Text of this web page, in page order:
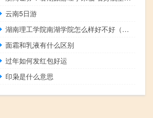
云南5日游
湖南理工学院南湖学院怎么样好不好（湖南理工学院南湖学院怎么样）
面霜和乳液有什么区别
过年如何发红包好运
印枭是什么意思